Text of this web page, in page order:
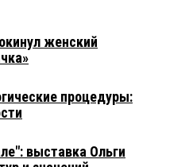
женский
процедуры:
выставка Ольги